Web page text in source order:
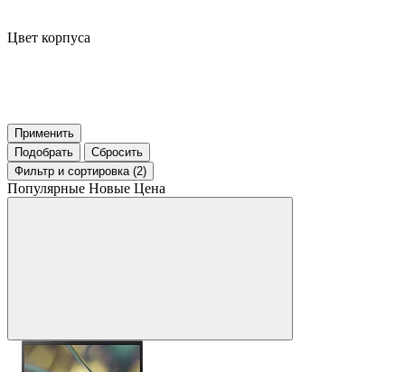
Цвет корпуса
Применить
Подобрать
Сбросить
Фильтр и сортировка (2)
Популярные Новые Цена